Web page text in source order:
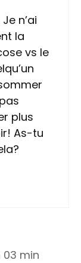
n’ai
la
vs le
plus
As-tu
03 min